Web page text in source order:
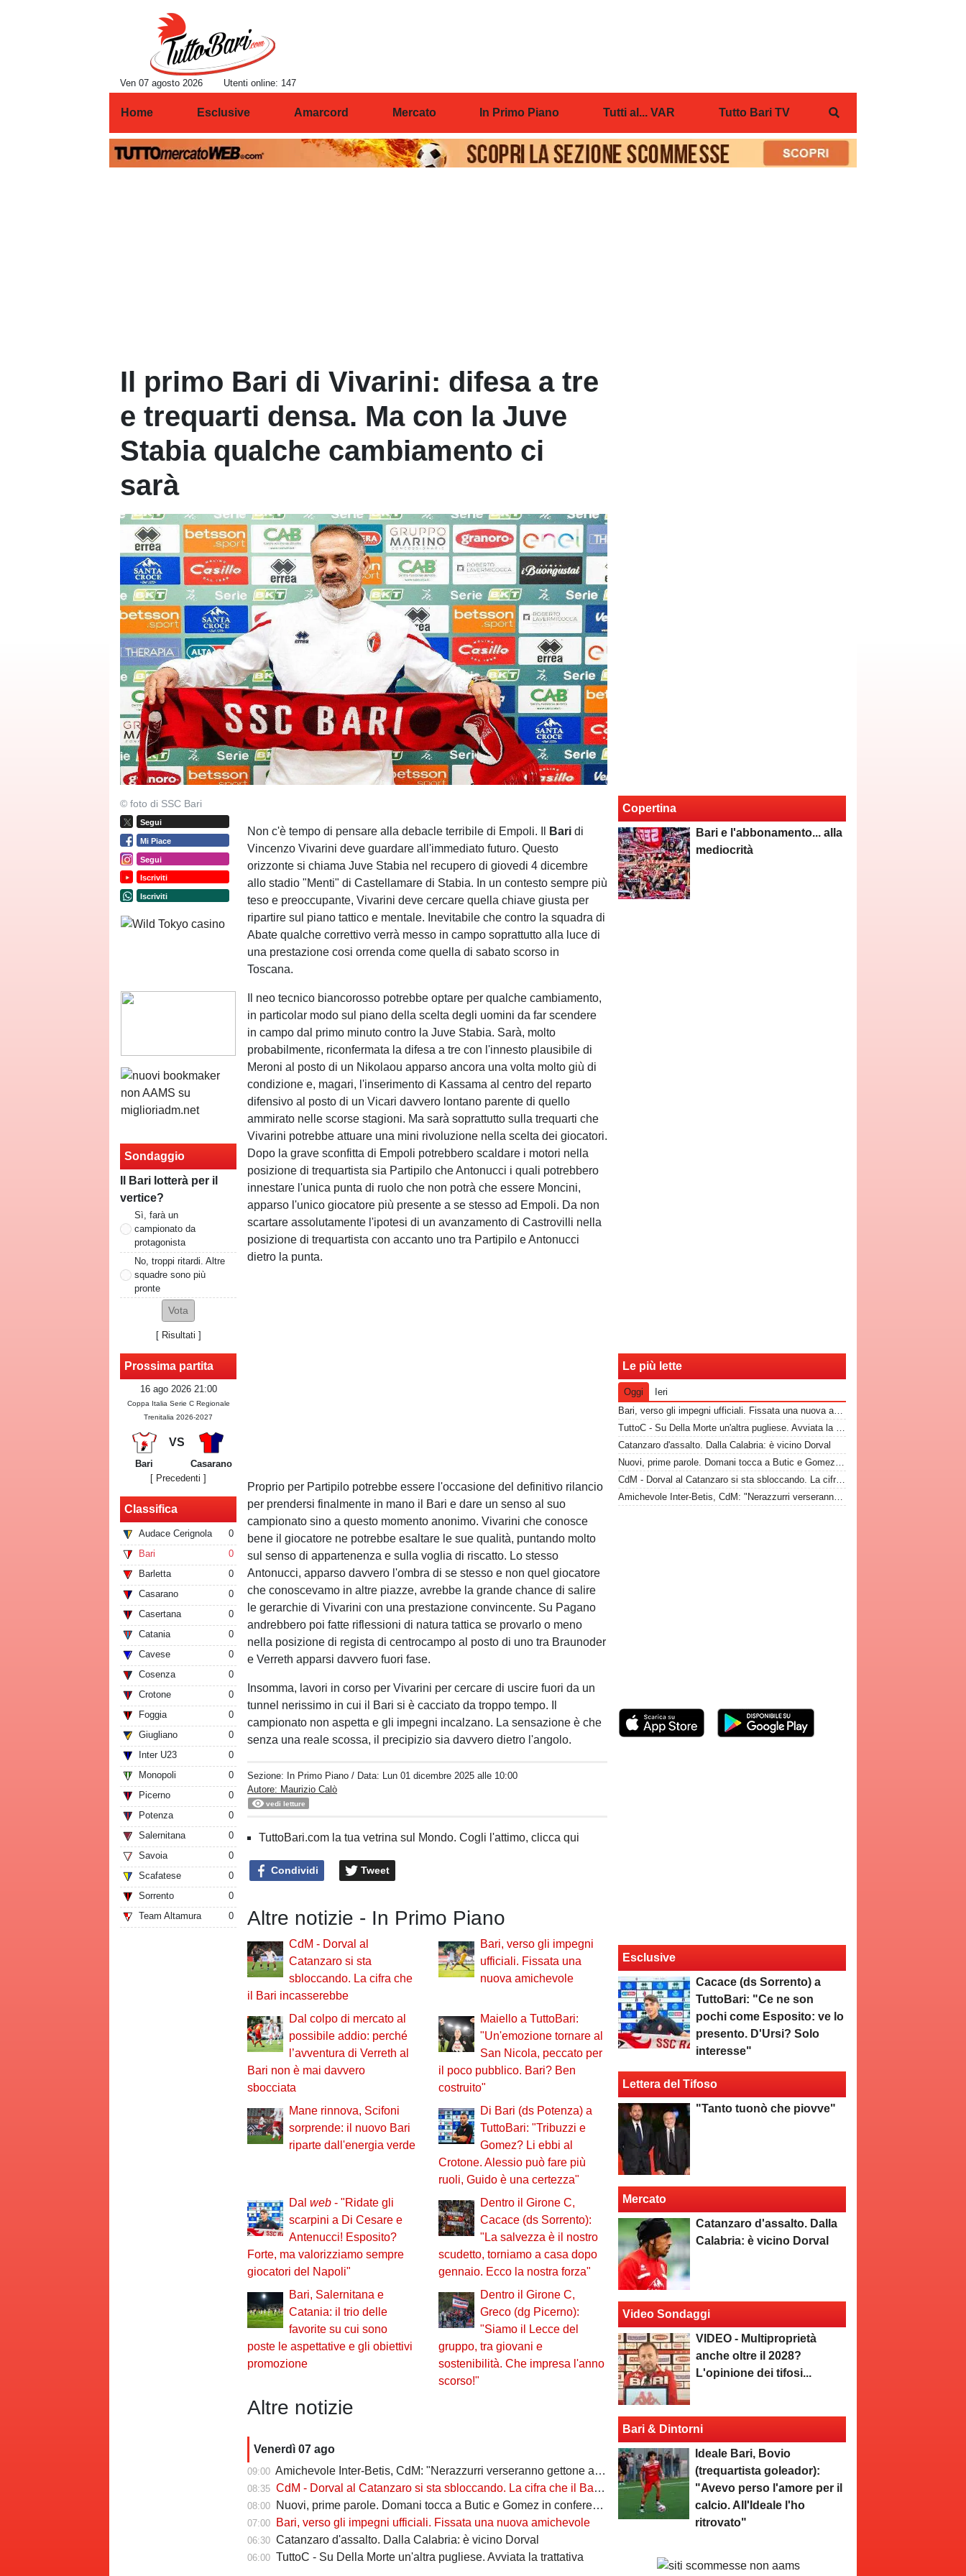
Ven 07 agosto 2026 Utenti online: 147
Home Esclusive Amarcord Mercato In Primo Piano Tutti al... VAR Tutto Bari TV
Il primo Bari di Vivarini: difesa a tre
e trequarti densa. Ma con la Juve
Stabia qualche cambiamento ci
sarà
© foto di SSC Bari
Segui
Mi Piace
Segui
Iscriviti
Iscriviti
Sondaggio
Il Bari lotterà per il
vertice?
Sì, farà un
campionato da
protagonista
No, troppi ritardi. Altre
squadre sono più
pronte
[ Risultati ]
Prossima partita
16 ago 2026 21:00
Coppa Italia Serie C Regionale
Trenitalia 2026-2027
VS
Bari
Casarano
[ Precedenti ]
Classifica
Audace Cerignola
0
Bari
0
Barletta
0
Casarano
0
Casertana
0
Catania
0
Cavese
0
Cosenza
0
Crotone
0
Foggia
0
Giugliano
0
Inter U23
0
Monopoli
0
Picerno
0
Potenza
0
Salernitana
0
Savoia
0
Scafatese
0
Sorrento
0
Team Altamura
0
Non c'è tempo di pensare alla debacle terribile di Empoli. Il Bari di
Vincenzo Vivarini deve guardare all'immediato futuro. Questo
orizzonte si chiama Juve Stabia nel recupero di giovedi 4 dicembre
allo stadio "Menti" di Castellamare di Stabia. In un contesto sempre più
teso e preoccupante, Vivarini deve cercare quella chiave giusta per
ripartire sul piano tattico e mentale. Inevitabile che contro la squadra di
Abate qualche correttivo verrà messo in campo soprattutto alla luce di
una prestazione cosi orrenda come quella di sabato scorso in
Toscana.
Il neo tecnico biancorosso potrebbe optare per qualche cambiamento,
in particolar modo sul piano della scelta degli uomini da far scendere
in campo dal primo minuto contro la Juve Stabia. Sarà, molto
probabilmente, riconfermata la difesa a tre con l'innesto plausibile di
Meroni al posto di un Nikolaou apparso ancora una volta molto giù di
condizione e, magari, l'inserimento di Kassama al centro del reparto
difensivo al posto di un Vicari davvero lontano parente di quello
ammirato nelle scorse stagioni. Ma sarà soprattutto sulla trequarti che
Vivarini potrebbe attuare una mini rivoluzione nella scelta dei giocatori.
Dopo la grave sconfitta di Empoli potrebbero scaldare i motori nella
posizione di trequartista sia Partipilo che Antonucci i quali potrebbero
innestare l'unica punta di ruolo che non potrà che essere Moncini,
apparso l'unico giocatore più presente a se stesso ad Empoli. Da non
scartare assolutamente l'ipotesi di un avanzamento di Castrovilli nella
posizione di trequartista con accanto uno tra Partipilo e Antonucci
dietro la punta.
Proprio per Partipilo potrebbe essere l'occasione del definitivo rilancio
per prendersi finalmente in mano il Bari e dare un senso al suo
campionato sino a questo momento anonimo. Vivarini che conosce
bene il giocatore ne potrebbe esaltare le sue qualità, puntando molto
sul senso di appartenenza e sulla voglia di riscatto. Lo stesso
Antonucci, apparso davvero l'ombra di se stesso e non quel giocatore
che conoscevamo in altre piazze, avrebbe la grande chance di salire
le gerarchie di Vivarini con una prestazione convincente. Su Pagano
andrebbero poi fatte riflessioni di natura tattica se provarlo o meno
nella posizione di regista di centrocampo al posto di uno tra Braunoder
e Verreth apparsi davvero fuori fase.
Insomma, lavori in corso per Vivarini per cercare di uscire fuori da un
tunnel nerissimo in cui il Bari si è cacciato da troppo tempo. Il
campionato non aspetta e gli impegni incalzano. La sensazione è che
senza una reale scossa, il precipizio sia davvero dietro l'angolo.
Sezione: In Primo Piano / Data: Lun 01 dicembre 2025 alle 10:00
Autore: Maurizio Calò
vedi letture
TuttoBari.com la tua vetrina sul Mondo. Cogli l'attimo, clicca qui
Condividi Tweet
Altre notizie - In Primo Piano
CdM - Dorval al
Catanzaro si sta
sbloccando. La cifra che
il Bari incasserebbe
Bari, verso gli impegni
ufficiali. Fissata una
nuova amichevole
Dal colpo di mercato al
possibile addio: perché
l’avventura di Verreth al
Bari non è mai davvero
sbocciata
Maiello a TuttoBari:
"Un'emozione tornare al
San Nicola, peccato per
il poco pubblico. Bari? Ben
costruito"
Mane rinnova, Scifoni
sorprende: il nuovo Bari
riparte dall'energia verde
Di Bari (ds Potenza) a
TuttoBari: "Tribuzzi e
Gomez? Li ebbi al
Crotone. Alessio può fare più
ruoli, Guido è una certezza"
Dalweb - "Ridate gli
scarpini a Di Cesare e
Antenucci! Esposito?
Forte, ma valorizziamo sempre
giocatori del Napoli"
Dentro il Girone C,
Cacace (ds Sorrento):
"La salvezza è il nostro
scudetto, torniamo a casa dopo
gennaio. Ecco la nostra forza"
Bari, Salernitana e
Catania: il trio delle
favorite su cui sono
poste le aspettative e gli obiettivi
promozione
Dentro il Girone C,
Greco (dg Picerno):
"Siamo il Lecce del
gruppo, tra giovani e
sostenibilità. Che impresa l'anno
scorso!"
Altre notizie
Venerdì 07 ago
09:00 Amichevole Inter-Betis, CdM: "Nerazzurri verseranno gettone al Bari. E verrà girato al Comune"
08:35 CdM - Dorval al Catanzaro si sta sbloccando. La cifra che il Bari incasserebbe
08:00 Nuovi, prime parole. Domani tocca a Butic e Gomez in conferenza
07:00 Bari, verso gli impegni ufficiali. Fissata una nuova amichevole
06:30 Catanzaro d'assalto. Dalla Calabria: è vicino Dorval
06:00 TuttoC - Su Della Morte un'altra pugliese. Avviata la trattativa
Copertina
Bari e l'abbonamento... alla
mediocrità
Le più lette
Oggi
Ieri
Bari, verso gli impegni ufficiali. Fissata una nuova amichevole
TuttoC - Su Della Morte un'altra pugliese. Avviata la trattativa
Catanzaro d'assalto. Dalla Calabria: è vicino Dorval
Nuovi, prime parole. Domani tocca a Butic e Gomez in conferenza
CdM - Dorval al Catanzaro si sta sbloccando. La cifra che il Bari incasserebbe
Amichevole Inter-Betis, CdM: "Nerazzurri verseranno gettone al Bari. E verrà girato al Comune"
Esclusive
Cacace (ds Sorrento) a
TuttoBari: "Ce ne son
pochi come Esposito: ve lo
presento. D'Ursi? Solo
interesse"
Lettera del Tifoso
"Tanto tuonò che piovve"
Mercato
Catanzaro d'assalto. Dalla
Calabria: è vicino Dorval
Video Sondaggi
VIDEO - Multiproprietà
anche oltre il 2028?
L'opinione dei tifosi...
Bari & Dintorni
Ideale Bari, Bovio
(trequartista goleador):
"Avevo perso l'amore per il
calcio. All'Ideale l'ho
ritrovato"